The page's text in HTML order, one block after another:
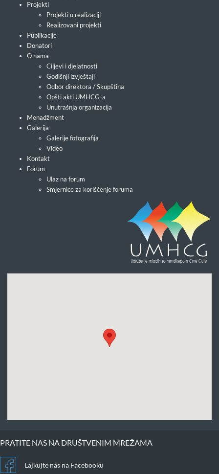
Projekti
Projekti u realizaciji
Realizovani projekti
Publikacije
Donatori
O nama
Ciljevi i djelatnosti
Godišnji izvještaji
Odbor direktora / Skupština
Opšti akti UMHCG-a
Unutrašnja organizacija
Menadžment
Galerija
Galerije fotografija
Video
Kontakt
Forum
Ulaz na forum
Smjernice za korišćenje foruma
PRATITE NAS NA DRUŠTVENIM MREŽAMA
Lajkujte nas na Facebooku